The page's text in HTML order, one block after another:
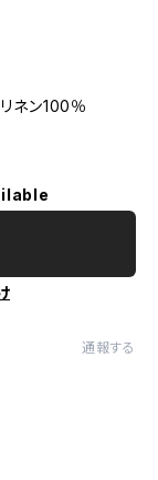
ネン100％
通報する